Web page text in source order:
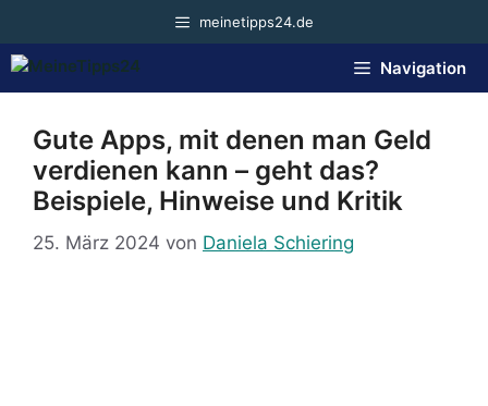
springen
meinetipps24.de
Navigation
Gute Apps, mit denen man Geld
verdienen kann – geht das?
Beispiele, Hinweise und Kritik
25. März 2024 von Daniela Schiering